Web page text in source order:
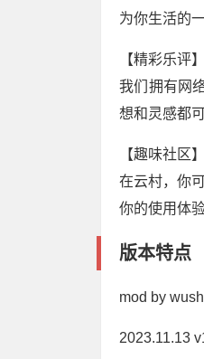
为你生活的
【精彩乐评】
我们拥有网
想和灵感都
【趣味社区】
在云村，你
你的使用体
版本特点
mod by
2023.11.13